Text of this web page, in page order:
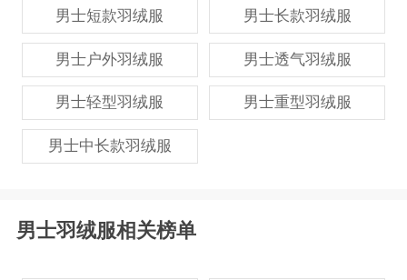
男士短款羽绒服 男士长款羽绒服
男士户外羽绒服 男士透气羽绒服
男士轻型羽绒服 男士重型羽绒服
男士中长款羽绒服
男士羽绒服相关榜单